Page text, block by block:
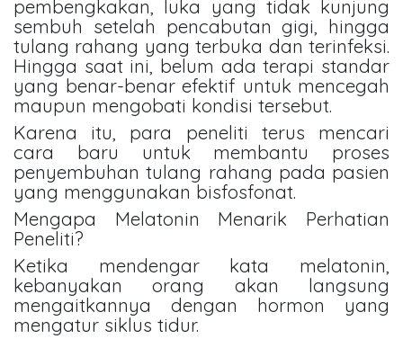
pembengkakan, luka yang tidak kunjung
sembuh setelah pencabutan gigi, hingga
tulang rahang yang terbuka dan terinfeksi.
Hingga saat ini, belum ada terapi standar
yang benar-benar efektif untuk mencegah
maupun mengobati kondisi tersebut.
Karena itu, para peneliti terus mencari
cara baru untuk membantu proses
penyembuhan tulang rahang pada pasien
yang menggunakan bisfosfonat.
Mengapa Melatonin Menarik Perhatian
Peneliti?
Ketika mendengar kata melatonin,
kebanyakan orang akan langsung
mengaitkannya dengan hormon yang
mengatur siklus tidur.